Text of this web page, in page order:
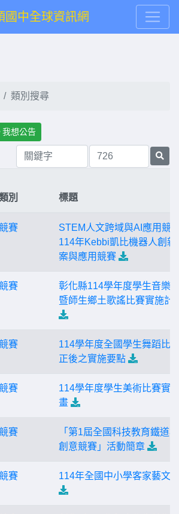
國中全球資訊網
類別搜尋
我想公告
別 標題
競賽
STEM人文跨域與AI應用競
114年Kebbi凱比機器人創新
案與應用競賽
競賽
彰化縣114學年度學生音樂
暨師生鄉土歌謠比賽實施計
競賽
114學年度全國學生舞蹈比
正後之實施要點
競賽
114學年度學生美術比賽實
畫
競賽
「第1屆全國科技教育鐵道
創意競賽」活動簡章
競賽 114年全國中小學客家藝文